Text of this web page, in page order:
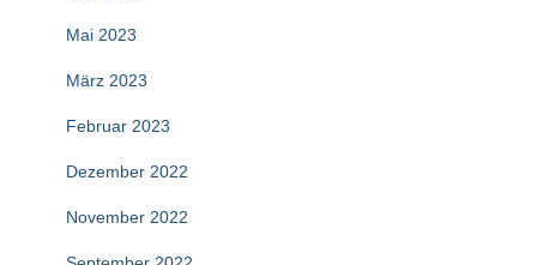
Mai 2023
März 2023
Februar 2023
Dezember 2022
November 2022